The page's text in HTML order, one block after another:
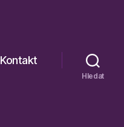
Kontakt
Hledat